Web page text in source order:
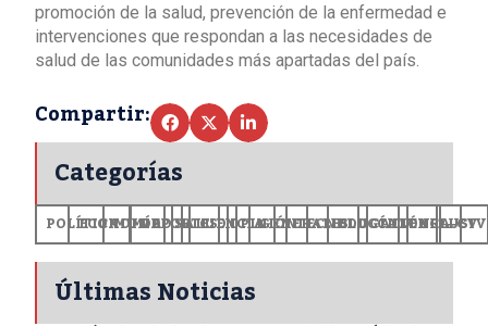
promoción de la salud, prevención de la enfermedad e
intervenciones que respondan a las necesidades de
salud de las comunidades más apartadas del país.
Compartir:
Categorías
POLÍTICA
ECONOMÍA
MUNDODEPORTES
SALUDCIENCIA
OPINIÓN
GENERALES
TECNOLOGÍA
EDUCACIÓN
CULTURA+CV
Últimas Noticias